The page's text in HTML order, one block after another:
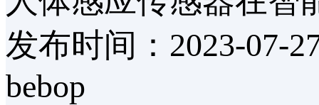
发布时间：2023-07-
bebop